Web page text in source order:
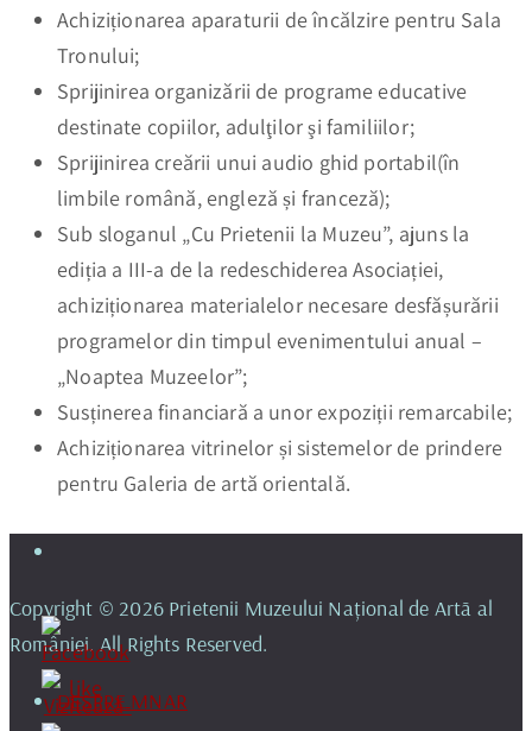
Achiziționarea aparaturii de încălzire pentru Sala
Tronului;
Sprijinirea organizării de programe educative
destinate copiilor, adulţilor şi familiilor;
Sprijinirea creării unui audio ghid portabil(în
limbile română, engleză și franceză);
Sub sloganul „Cu Prietenii la Muzeu”, ajuns la
ediția a III-a de la redeschiderea Asociației,
achiziționarea materialelor necesare desfășurării
programelor din timpul evenimentului anual –
„Noaptea Muzeelor”;
Susținerea financiară a unor expoziții remarcabile;
Achiziționarea vitrinelor și sistemelor de prindere
pentru Galeria de artă orientală.
Copyright © 2026 Prietenii Muzeului Național de Artă al
României. All Rights Reserved.
DESPRE MNAR